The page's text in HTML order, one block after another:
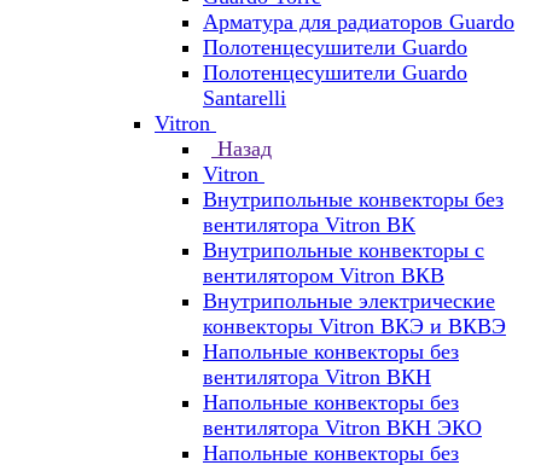
Арматура для радиаторов Guardo
Полотенцесушители Guardo
Полотенцесушители Guardo
Santarelli
Vitron
Назад
Vitron
Внутрипольные конвекторы без
вентилятора Vitron ВК
Внутрипольные конвекторы с
вентилятором Vitron ВКВ
Внутрипольные электрические
конвекторы Vitron ВКЭ и ВКВЭ
Напольные конвекторы без
вентилятора Vitron ВКН
Напольные конвекторы без
вентилятора Vitron ВКН ЭКО
Напольные конвекторы без